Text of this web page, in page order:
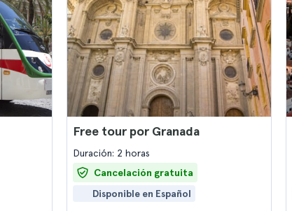
Free tour por Granada
Duración: 2 horas
Cancelación gratuita
Disponible en Español